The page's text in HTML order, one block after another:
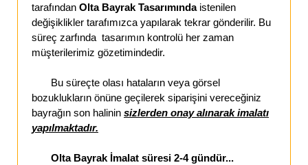
tarafından Olta Bayrak Tasarımında istenilen
değişiklikler tarafımızca yapılarak tekrar gönderilir. Bu
süreç zarfında tasarımın kontrolü her zaman
müşterilerimiz gözetimindedir.
Bu süreçte olası hataların veya görsel
bozuklukların önüne geçilerek siparişini vereceğiniz
bayrağın son halinin sizlerden onay alınarak imalatı
yapılmaktadır.
Olta Bayrak İmalat süresi 2-4 gündür...